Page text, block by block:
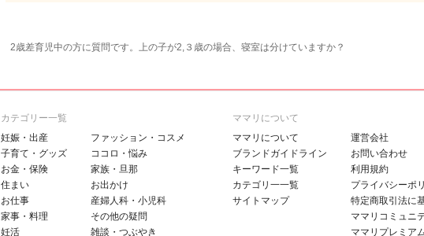
2歳差育児中の方に質問です。上の子が2,３歳の場合、寝室は分けていますか？
カテゴリー一覧
妊娠・出産
子育て・グッズ
お金・保険
住まい
お仕事
家事・料理
妊活
ファッション・コスメ
ココロ・悩み
家族・旦那
お出かけ
産婦人科・小児科
その他の疑問
雑談・つぶやき
ママリについて
ママリについて
ブランドガイドライン
キーワード一覧
カテゴリ一一覧
サイトマップ
運営会社
お問い合わせ
利用規約
プライバシーポ
特定商取引法に
ママリコミュニ
ママリプレミア